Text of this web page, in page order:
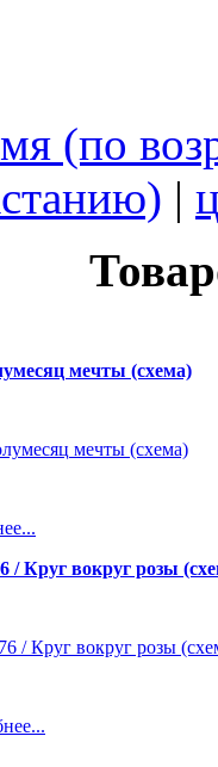
(по
|
мечты (схема)
/ Круг вокруг розы